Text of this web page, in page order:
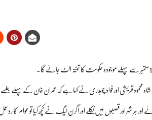
شاہ محمود قریشی اور فواد چوہدری نے کہا ہے کہ عمران خان کے
ہر شہر اور قصبوں میں نکلے اور اگر ن لیگ نے کچھ کیا تو عوام کا